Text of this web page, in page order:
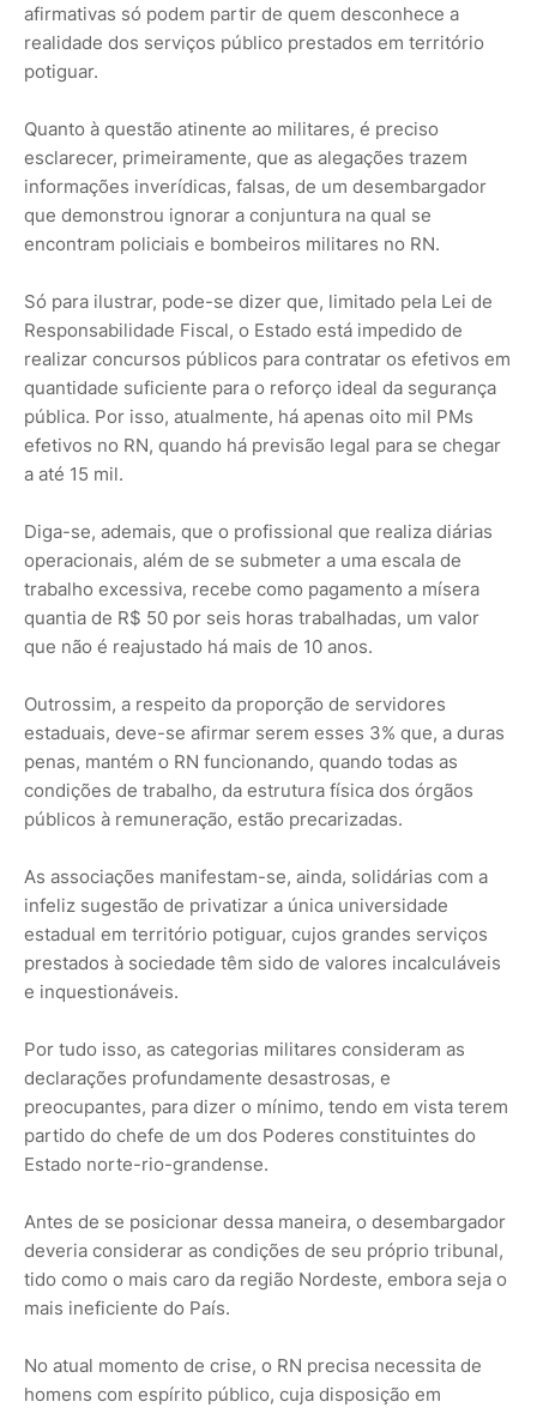
afirmativas só podem partir de quem desconhece a
realidade dos serviços público prestados em território
potiguar.
Quanto à questão atinente ao militares, é preciso
esclarecer, primeiramente, que as alegações trazem
informações inverídicas, falsas, de um desembargador
que demonstrou ignorar a conjuntura na qual se
encontram policiais e bombeiros militares no RN.
Só para ilustrar, pode-se dizer que, limitado pela Lei de
Responsabilidade Fiscal, o Estado está impedido de
realizar concursos públicos para contratar os efetivos em
quantidade suficiente para o reforço ideal da segurança
pública. Por isso, atualmente, há apenas oito mil PMs
efetivos no RN, quando há previsão legal para se chegar
a até 15 mil.
Diga-se, ademais, que o profissional que realiza diárias
operacionais, além de se submeter a uma escala de
trabalho excessiva, recebe como pagamento a mísera
quantia de R$ 50 por seis horas trabalhadas, um valor
que não é reajustado há mais de 10 anos.
Outrossim, a respeito da proporção de servidores
estaduais, deve-se afirmar serem esses 3% que, a duras
penas, mantém o RN funcionando, quando todas as
condições de trabalho, da estrutura física dos órgãos
públicos à remuneração, estão precarizadas.
As associações manifestam-se, ainda, solidárias com a
infeliz sugestão de privatizar a única universidade
estadual em território potiguar, cujos grandes serviços
prestados à sociedade têm sido de valores incalculáveis
e inquestionáveis.
Por tudo isso, as categorias militares consideram as
declarações profundamente desastrosas, e
preocupantes, para dizer o mínimo, tendo em vista terem
partido do chefe de um dos Poderes constituintes do
Estado norte-rio-grandense.
Antes de se posicionar dessa maneira, o desembargador
deveria considerar as condições de seu próprio tribunal,
tido como o mais caro da região Nordeste, embora seja o
mais ineficiente do País.
No atual momento de crise, o RN precisa necessita de
homens com espírito público, cuja disposição em